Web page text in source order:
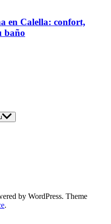
en Calella: confort,
baño
by WordPress. Theme
.